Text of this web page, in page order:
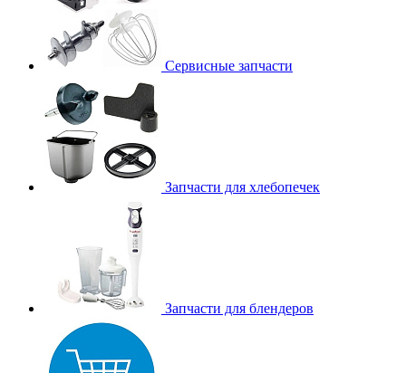
Сервисные запчасти
Запчасти для хлебопечек
Запчасти для блендеров